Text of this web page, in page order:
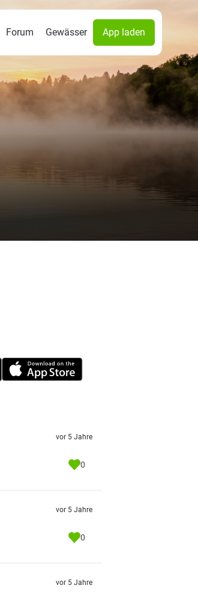
Forum Gewässer App laden
vor 5 Jahre
0
vor 5 Jahre
0
vor 5 Jahre